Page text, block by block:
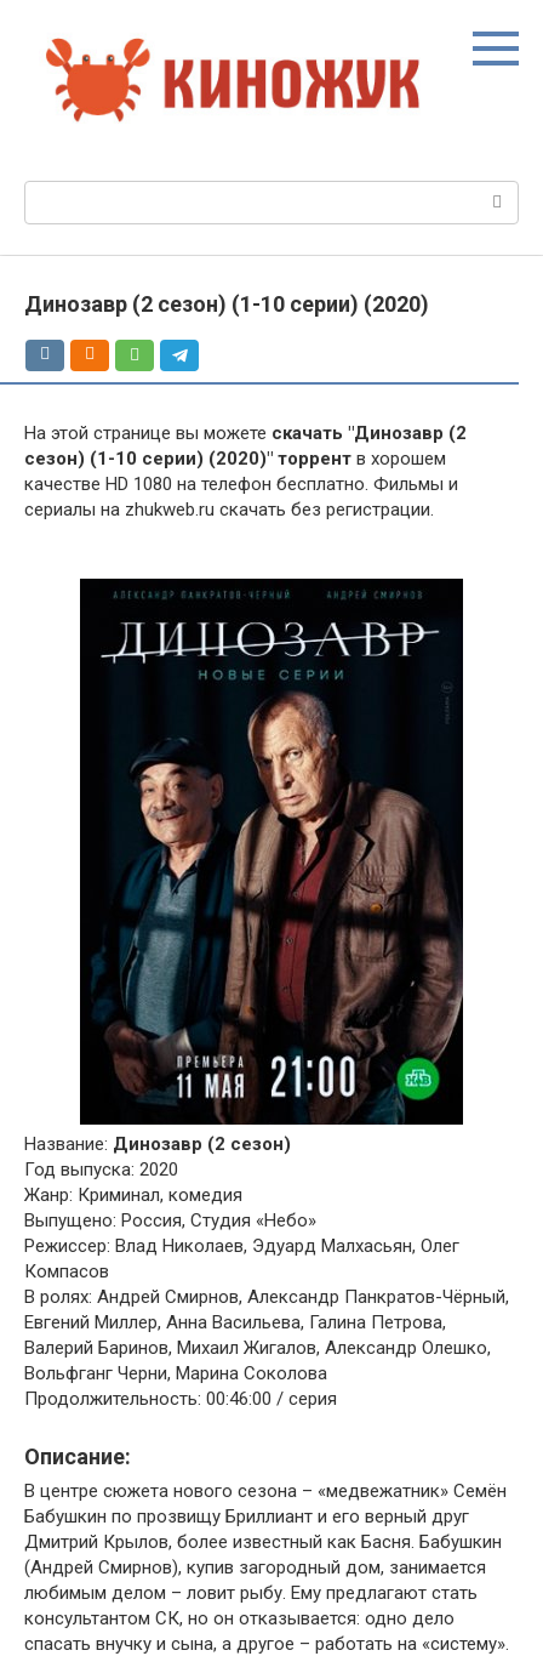
контенту
Динозавр (2 сезон) (1-10 серии) (2020)
На этой странице вы можете скачать "Динозавр (2
сезон) (1-10 серии) (2020)" торрент в хорошем
качестве HD 1080 на телефон бесплатно. Фильмы и
сериалы на zhukweb.ru скачать без регистрации.
Название: Динозавр (2 сезон)
Год выпуска: 2020
Жанр: Криминал, комедия
Выпущено: Россия, Студия «Небо»
Режиссер: Влад Николаев, Эдуард Малхасьян, Олег
Компасов
В ролях: Андрей Смирнов, Александр Панкратов-Чёрный,
Евгений Миллер, Анна Васильева, Галина Петрова,
Валерий Баринов, Михаил Жигалов, Александр Олешко,
Вольфганг Черни, Марина Соколова
Продолжительность: 00:46:00 / серия
Описание:
В центре сюжета нового сезона – «медвежатник» Семён
Бабушкин по прозвищу Бриллиант и его верный друг
Дмитрий Крылов, более известный как Басня. Бабушкин
(Андрей Смирнов), купив загородный дом, занимается
любимым делом – ловит рыбу. Ему предлагают стать
консультантом СК, но он отказывается: одно дело
спасать внучку и сына, а другое – работать на «систему».